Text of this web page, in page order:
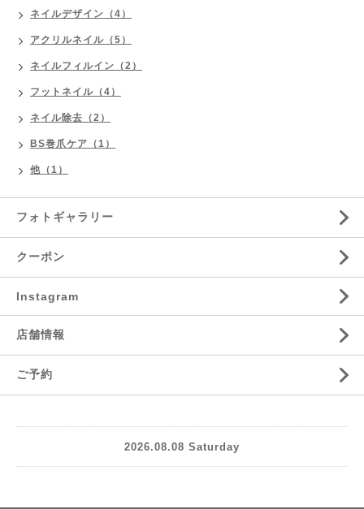
ネイルデザイン（4）
アクリルネイル（5）
ネイルフィルイン（2）
フットネイル（4）
ネイル除去（2）
BS巻爪ケア（1）
他（1）
フォトギャラリー
クーポン
Instagram
店舗情報
ご予約
2026.08.08 Saturday